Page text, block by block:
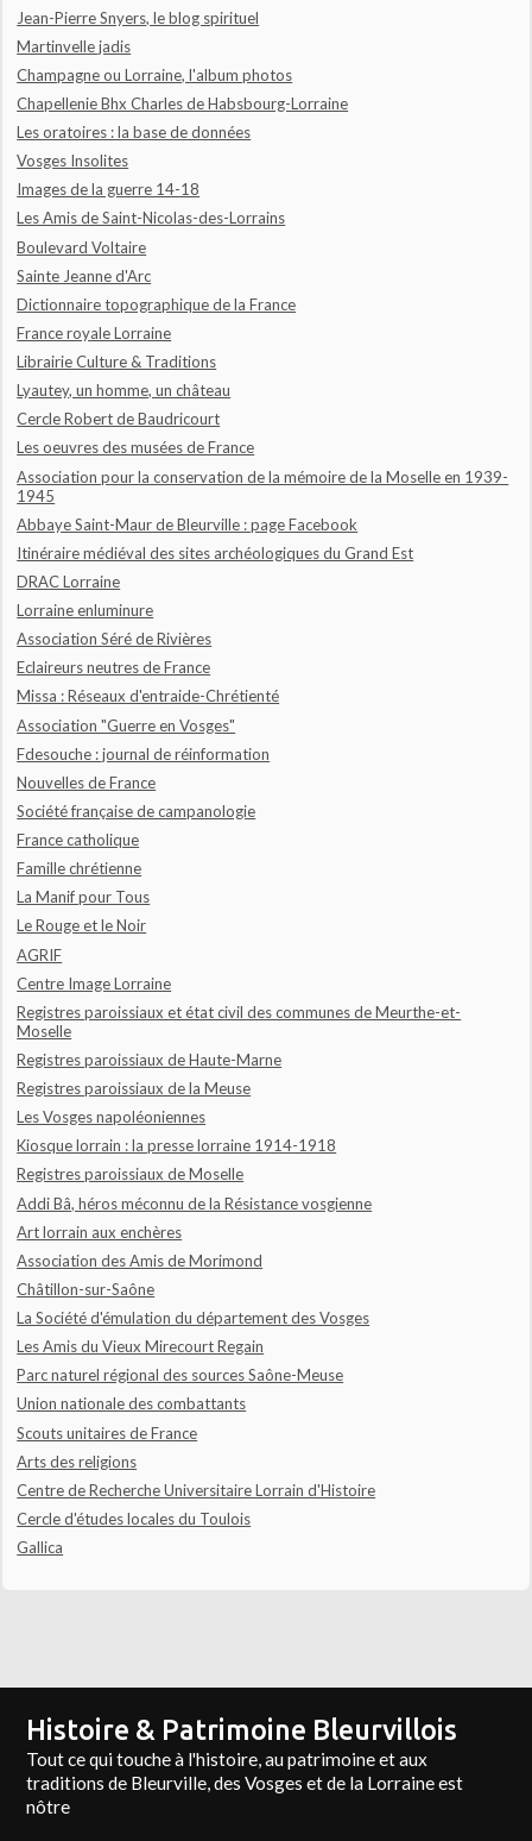
Jean-Pierre Snyers, le blog spirituel
Martinvelle jadis
Champagne ou Lorraine, l'album photos
Chapellenie Bhx Charles de Habsbourg-Lorraine
Les oratoires : la base de données
Vosges Insolites
Images de la guerre 14-18
Les Amis de Saint-Nicolas-des-Lorrains
Boulevard Voltaire
Sainte Jeanne d'Arc
Dictionnaire topographique de la France
France royale Lorraine
Librairie Culture & Traditions
Lyautey, un homme, un château
Cercle Robert de Baudricourt
Les oeuvres des musées de France
Association pour la conservation de la mémoire de la Moselle en 1939-
1945
Abbaye Saint-Maur de Bleurville : page Facebook
Itinéraire médiéval des sites archéologiques du Grand Est
DRAC Lorraine
Lorraine enluminure
Association Séré de Rivières
Eclaireurs neutres de France
Missa : Réseaux d'entraide-Chrétienté
Association "Guerre en Vosges"
Fdesouche : journal de réinformation
Nouvelles de France
Société française de campanologie
France catholique
Famille chrétienne
La Manif pour Tous
Le Rouge et le Noir
AGRIF
Centre Image Lorraine
Registres paroissiaux et état civil des communes de Meurthe-et-
Moselle
Registres paroissiaux de Haute-Marne
Registres paroissiaux de la Meuse
Les Vosges napoléoniennes
Kiosque lorrain : la presse lorraine 1914-1918
Registres paroissiaux de Moselle
Addi Bâ, héros méconnu de la Résistance vosgienne
Art lorrain aux enchères
Association des Amis de Morimond
Châtillon-sur-Saône
La Société d'émulation du département des Vosges
Les Amis du Vieux Mirecourt Regain
Parc naturel régional des sources Saône-Meuse
Union nationale des combattants
Scouts unitaires de France
Arts des religions
Centre de Recherche Universitaire Lorrain d'Histoire
Cercle d'études locales du Toulois
Gallica
Histoire & Patrimoine Bleurvillois
Tout ce qui touche à l'histoire, au patrimoine et aux
traditions de Bleurville, des Vosges et de la Lorraine est
nôtre